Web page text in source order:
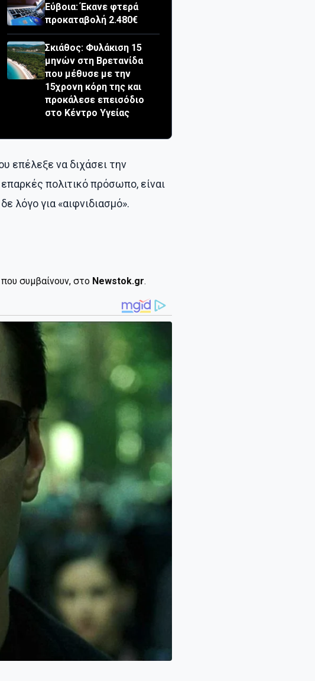
Εύβοια: Έκανε φτερά
προκαταβολή 2.480€
Σκιάθος: Φυλάκιση 15
μηνών στη Βρετανίδα
που μέθυσε με την
15χρονη κόρη της και
προκάλεσε επεισόδιο
στο Κέντρο Υγείας
επέλεξε να διχάσει την
πολιτικό πρόσωπο, είναι
λόγο για «αιφνιδιασμό».
συμβαίνουν, στο Newstok.gr.